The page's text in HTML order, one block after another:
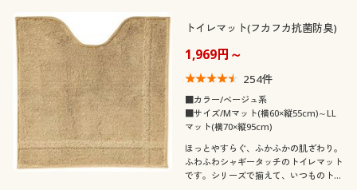
トイレマット(フカフカ抗菌防臭)
1,969円～
254件
■カラー/ベージュ系
■サイズ/Mマット(横60×縦55cm)～LL
マット(横70×縦95cm)
ほっとやすらぐ、ふかふかの肌ざわり。
ふわふわシャギータッチのトイレマット
です。シリーズで揃えて、いつものトイ